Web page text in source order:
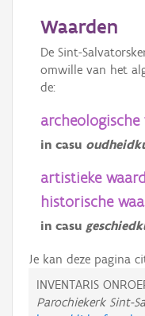
Waarden
De Sint-
omwille van het
de:
archeologische
in casu
artistieke
historische
in casu
Je kan deze pagina
INVENTARIS
Parochiekerk Sint-